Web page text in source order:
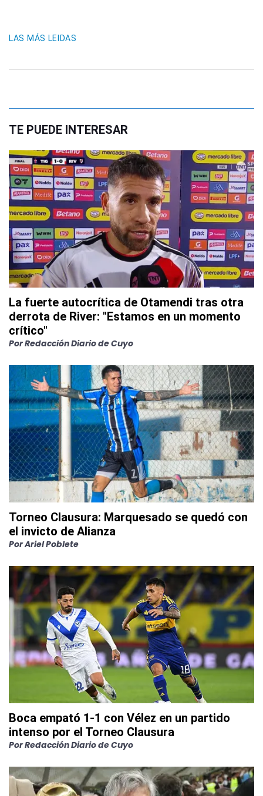
LAS MÁS LEIDAS
TE PUEDE INTERESAR
La fuerte autocrítica de Otamendi tras otra
derrota de River: "Estamos en un momento
crítico"
PorRedacción Diario de Cuyo
Torneo Clausura: Marquesado se quedó con
el invicto de Alianza
PorAriel Poblete
Boca empató 1-1 con Vélez en un partido
intenso por el Torneo Clausura
PorRedacción Diario de Cuyo